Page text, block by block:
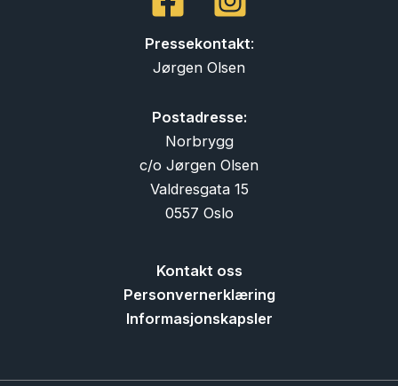
Pressekontakt:
Jørgen Olsen
Postadresse:
Norbrygg
c/o Jørgen Olsen
Valdresgata 15
0557 Oslo
Kontakt oss
Personvernerklæring
Informasjonskapsler